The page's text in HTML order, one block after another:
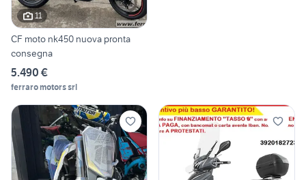
11
CF moto nk450 nuova pronta
consegna
5.490 €
ferraro motors srl